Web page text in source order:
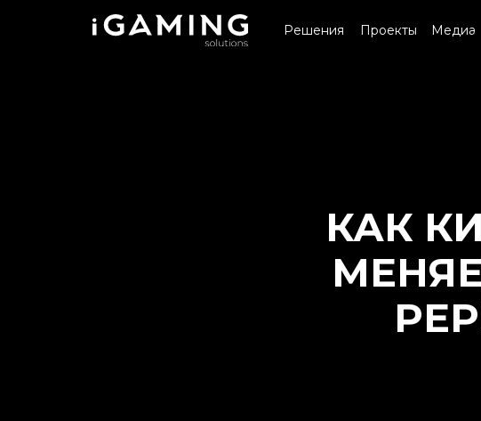
Решения Проекты Медиа
КАК